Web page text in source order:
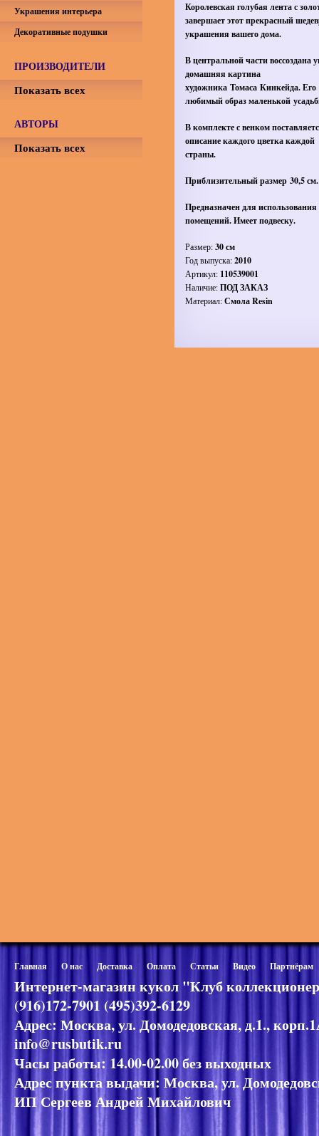
Королевская голубая лента с
завершает этот прекрасный
украшения вашего дома.
В центральной части воссоздана
домашняя картина
художника Томаса Кинкейда. Его
любимый образ маленькой
В комплекте с венком
описание каждого цветка каждой
страны.
Приблизительный размер 30,5 см.
Предназначен для
помещений. Имеет подвеску.
Размер:30 см
Год выпуска:2010
Артикул: 110539001
Наличие:ПОД ЗАКАЗ
Материал:Смола Resin
Украшения интерьера
Декоративные подушки
ПРОИЗВОДИТЕЛИ
Показать всех
АВТОРЫ
Показать всех
Главная О нас Доставка Оплата Статьи Видео Партнёрам
Интернет-магазин кукол "Клуб
(916)172-7901 (495)392-6129
Адрес: Москва, ул. Домодедовская, д.1.,
info@rusbutik.ru
Часы работы: 14.00-02.00 без выходных
Адрес пункта выдачи: Москва, ул.
ИП Сергеев Андрей Михайлович